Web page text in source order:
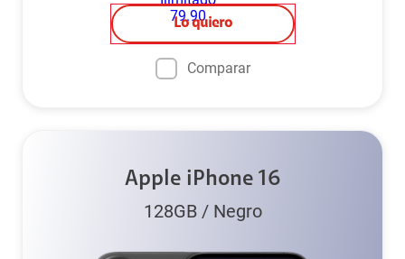
Lo quiero
Comparar
Apple iPhone 16
128GB/ Negro